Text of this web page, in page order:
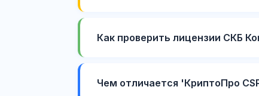
Как проверить лицензии СКБ
Чем отличается 'КриптоПро